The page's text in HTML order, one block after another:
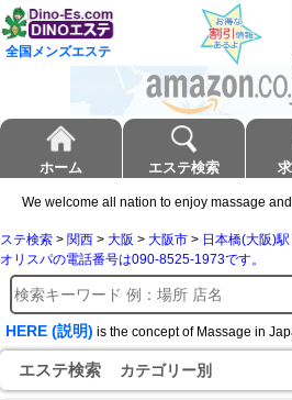
全国メンズエステ
ホーム エステ検索
We welcome all nation to enjoy massage
ステ検索 > 関西 > 大阪 > 大阪市 > 日本橋(大阪)駅
オリスパの電話番号は090-8525-1973です。
HERE (説明) is the concept of Massage in
エステ検索 カテゴリー別